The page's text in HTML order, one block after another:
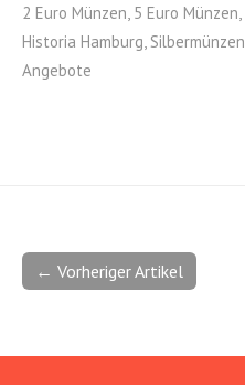
2 Euro Münzen, 5 Euro Münzen,
Historia Hamburg, Silbermünzen
Angebote
← Vorheriger Artikel